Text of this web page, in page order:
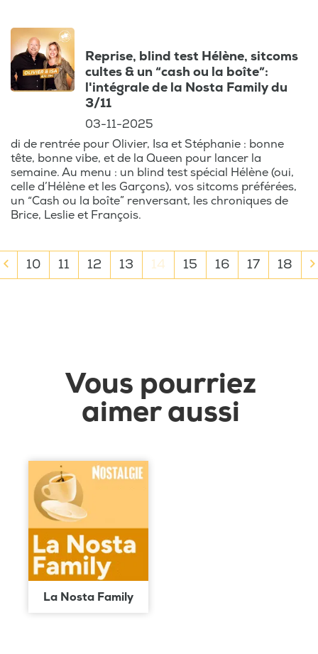
Reprise, blind test Hélène, sitcoms
cultes & un “cash ou la boîte”:
l'intégrale de la Nosta Family du
3/11
03-11-2025
di de rentrée pour Olivier, Isa et Stéphanie : bonne
tête, bonne vibe, et de la Queen pour lancer la
semaine. Au menu : un blind test spécial Hélène (oui,
celle d’Hélène et les Garçons), vos sitcoms préférées,
un “Cash ou la boîte” renversant, les chroniques de
Brice, Leslie et François.
10 11 12 13 14 15 16 17 18
Vous pourriez
aimer aussi
La Nosta Family